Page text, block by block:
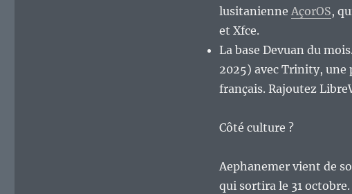
lusitanienne AçorOS,
et Xfce.
La base Devuan du
2025) avec Trinity, une
français. Rajoutez
Côté culture ?
Aephanemer vient de
qui sortira le 31